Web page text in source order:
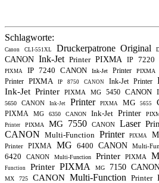
Schlagworte:
Canon CLI-551XL Druckerpatrone Original
CANON Ink-Jet Printer PIXMA IP 7220
PIXMA IP 7240 CANON Ink-Jet Printer PIXMA
Printer PIXMA IP 8750 CANON Ink-Jet Printer
Ink-Jet Printer PIXMA MG 5450 CANON
5650 CANON Ink-Jet Printer PIXMA MG 5655
PIXMA MG 6350 CANON Ink-Jet Printer
Printer PIXMA MG 7550 CANON Laser
CANON Multi-Function Printer PIXMA
Printer PIXMA MG 6400 CANON Multi-
6420 CANON Multi-Function Printer PIXMA
Function
Printer PIXMA MG 7150
MX 725 CANON Multi-Function Printer